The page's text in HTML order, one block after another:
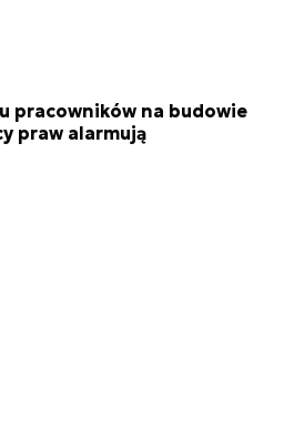
pracowników na budowie
praw alarmują